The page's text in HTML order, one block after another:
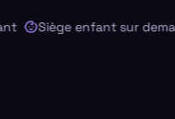
Siège enfant sur demande